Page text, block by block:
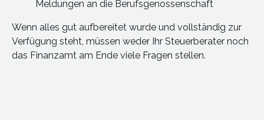
Meldungen an die Berufsgenossenschaft
Wenn alles gut aufbereitet wurde und vollständig zur
Verfügung steht, müssen weder Ihr Steuerberater noch
das Finanzamt am Ende viele Fragen stellen.